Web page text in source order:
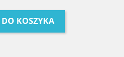
KOSZYKA